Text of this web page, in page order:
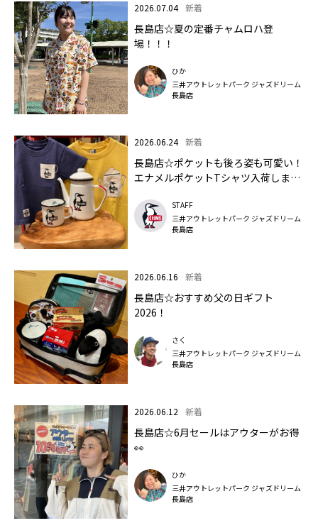
2026.07.04 新着
長島店☆夏の定番チャムロハ登
場！！！
ひか
三井アウトレットパーク ジャズドリーム
長島店
2026.06.24 新着
長島店☆ポケットも後ろ姿も可愛い！
エナメルポケットTシャツ入荷しまし
STAFF
三井アウトレットパーク ジャズドリーム
長島店
2026.06.16 新着
長島店☆おすすめ父の日ギフト
2026！
さく
三井アウトレットパーク ジャズドリーム
長島店
2026.06.12 新着
長島店☆6月セールはアウターがお得
👀
ひか
三井アウトレットパーク ジャズドリーム
長島店